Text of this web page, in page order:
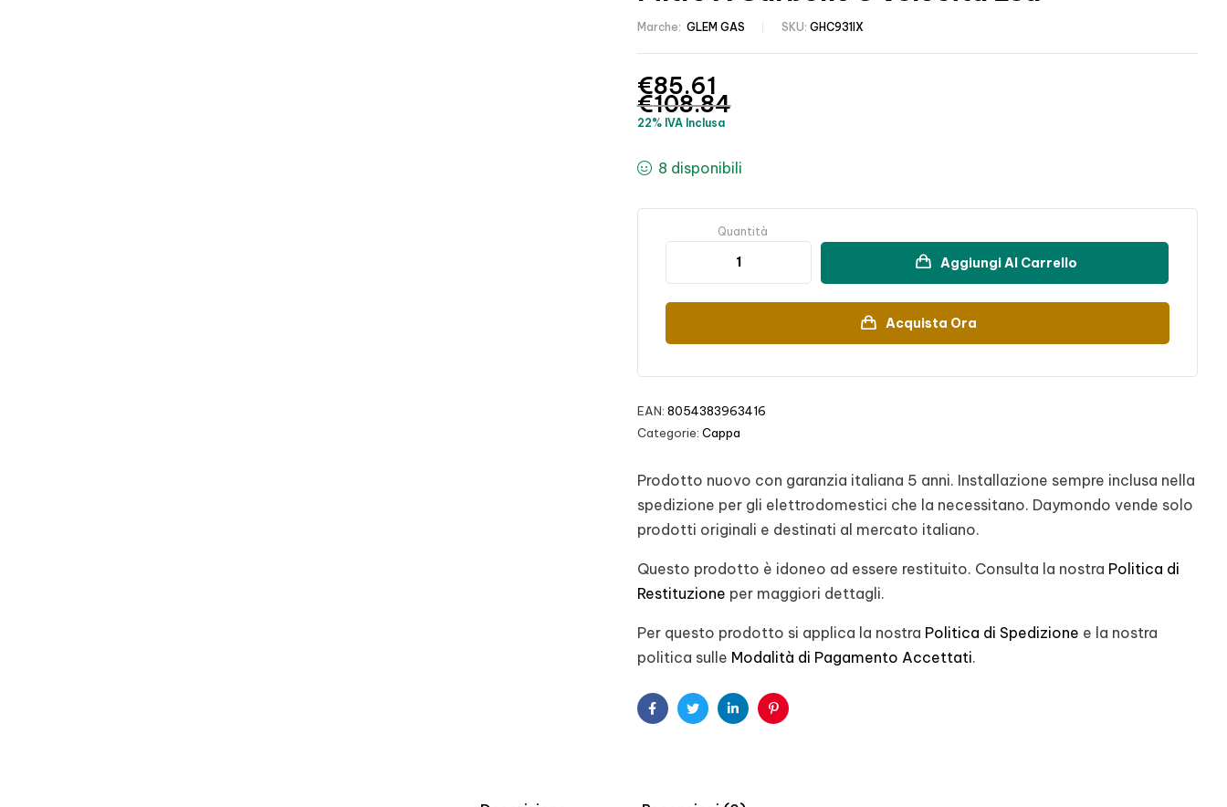
Marche: GLEM GAS SKU: GHC931IX
€108.84
€85.61
22% IVA Inclusa
8 disponibili
Quantità
Aggiungi Al Carrello
Acquista Ora
EAN: 8054383963416
Categorie: Cappa
Prodotto nuovo con garanzia italiana 5 anni. Installazione sempre inclusa nella
spedizione per gli elettrodomestici che la necessitano. Daymondo vende solo
prodotti originali e destinati al mercato italiano.
Questo prodotto è idoneo ad essere restituito. Consulta la nostra Politica di
Restituzione per maggiori dettagli.
Per questo prodotto si applica la nostra Politica di Spedizione e la nostra
politica sulle Modalità di Pagamento Accettati.
FacebookTwitterLinkedinPinterest